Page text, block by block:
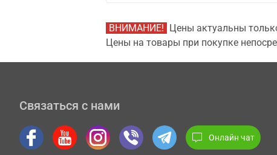
ВНИМАНИЕ! Цены актуальны
Цены на товары при покупке
Связаться с нами
Онлайн чат